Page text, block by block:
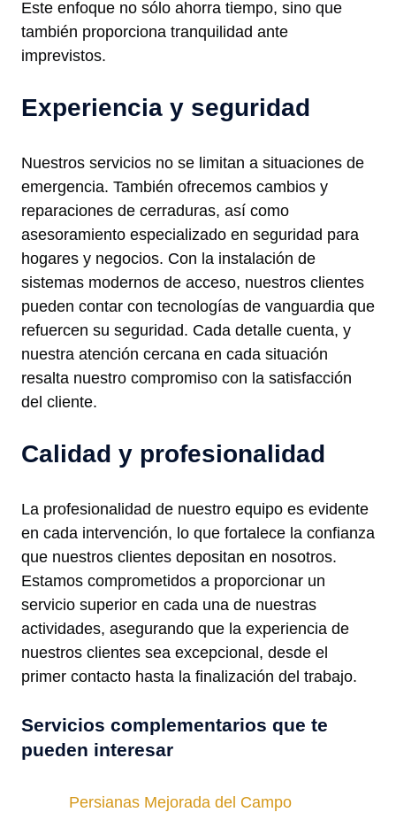
Este enfoque no sólo ahorra tiempo, sino que
también proporciona tranquilidad ante
imprevistos.
Experiencia y seguridad
Nuestros servicios no se limitan a situaciones de
emergencia. También ofrecemos cambios y
reparaciones de cerraduras, así como
asesoramiento especializado en seguridad para
hogares y negocios. Con la instalación de
sistemas modernos de acceso, nuestros clientes
pueden contar con tecnologías de vanguardia que
refuercen su seguridad. Cada detalle cuenta, y
nuestra atención cercana en cada situación
resalta nuestro compromiso con la satisfacción
del cliente.
Calidad y profesionalidad
La profesionalidad de nuestro equipo es evidente
en cada intervención, lo que fortalece la confianza
que nuestros clientes depositan en nosotros.
Estamos comprometidos a proporcionar un
servicio superior en cada una de nuestras
actividades, asegurando que la experiencia de
nuestros clientes sea excepcional, desde el
primer contacto hasta la finalización del trabajo.
Servicios complementarios que te
pueden interesar
Persianas Mejorada del Campo